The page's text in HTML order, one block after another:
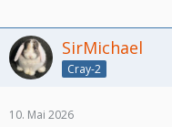
SirMichael
Cray-2
10. Mai 2026